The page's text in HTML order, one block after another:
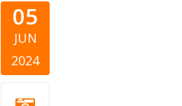
05
JUN
2024